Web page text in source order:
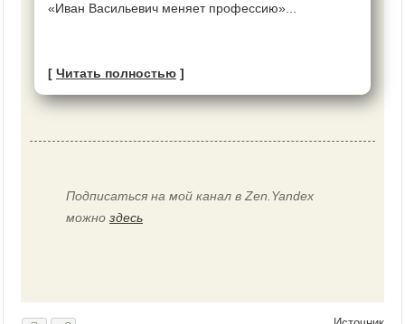
«Иван Васильевич меняет профессию»...
[ Читать полностью ]
Подписаться на мой канал в Zen.Yandex
можно здесь